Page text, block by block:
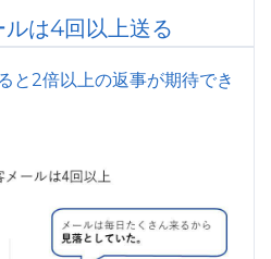
は4回以上送る
と2倍以上の返事が期待でき